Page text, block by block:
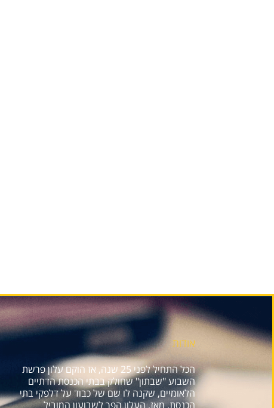
אודות
הכל התחיל לפני 25 שנה, אז הוקם עלון פרשת
השבוע "שבתון" שחולק בבתי הכנסת הדתיים
הלאומיים, שקנה לו שם של כבוד על דלפקי בתי
הכנסת. מאז, העלון הפך לשבועון המוביל